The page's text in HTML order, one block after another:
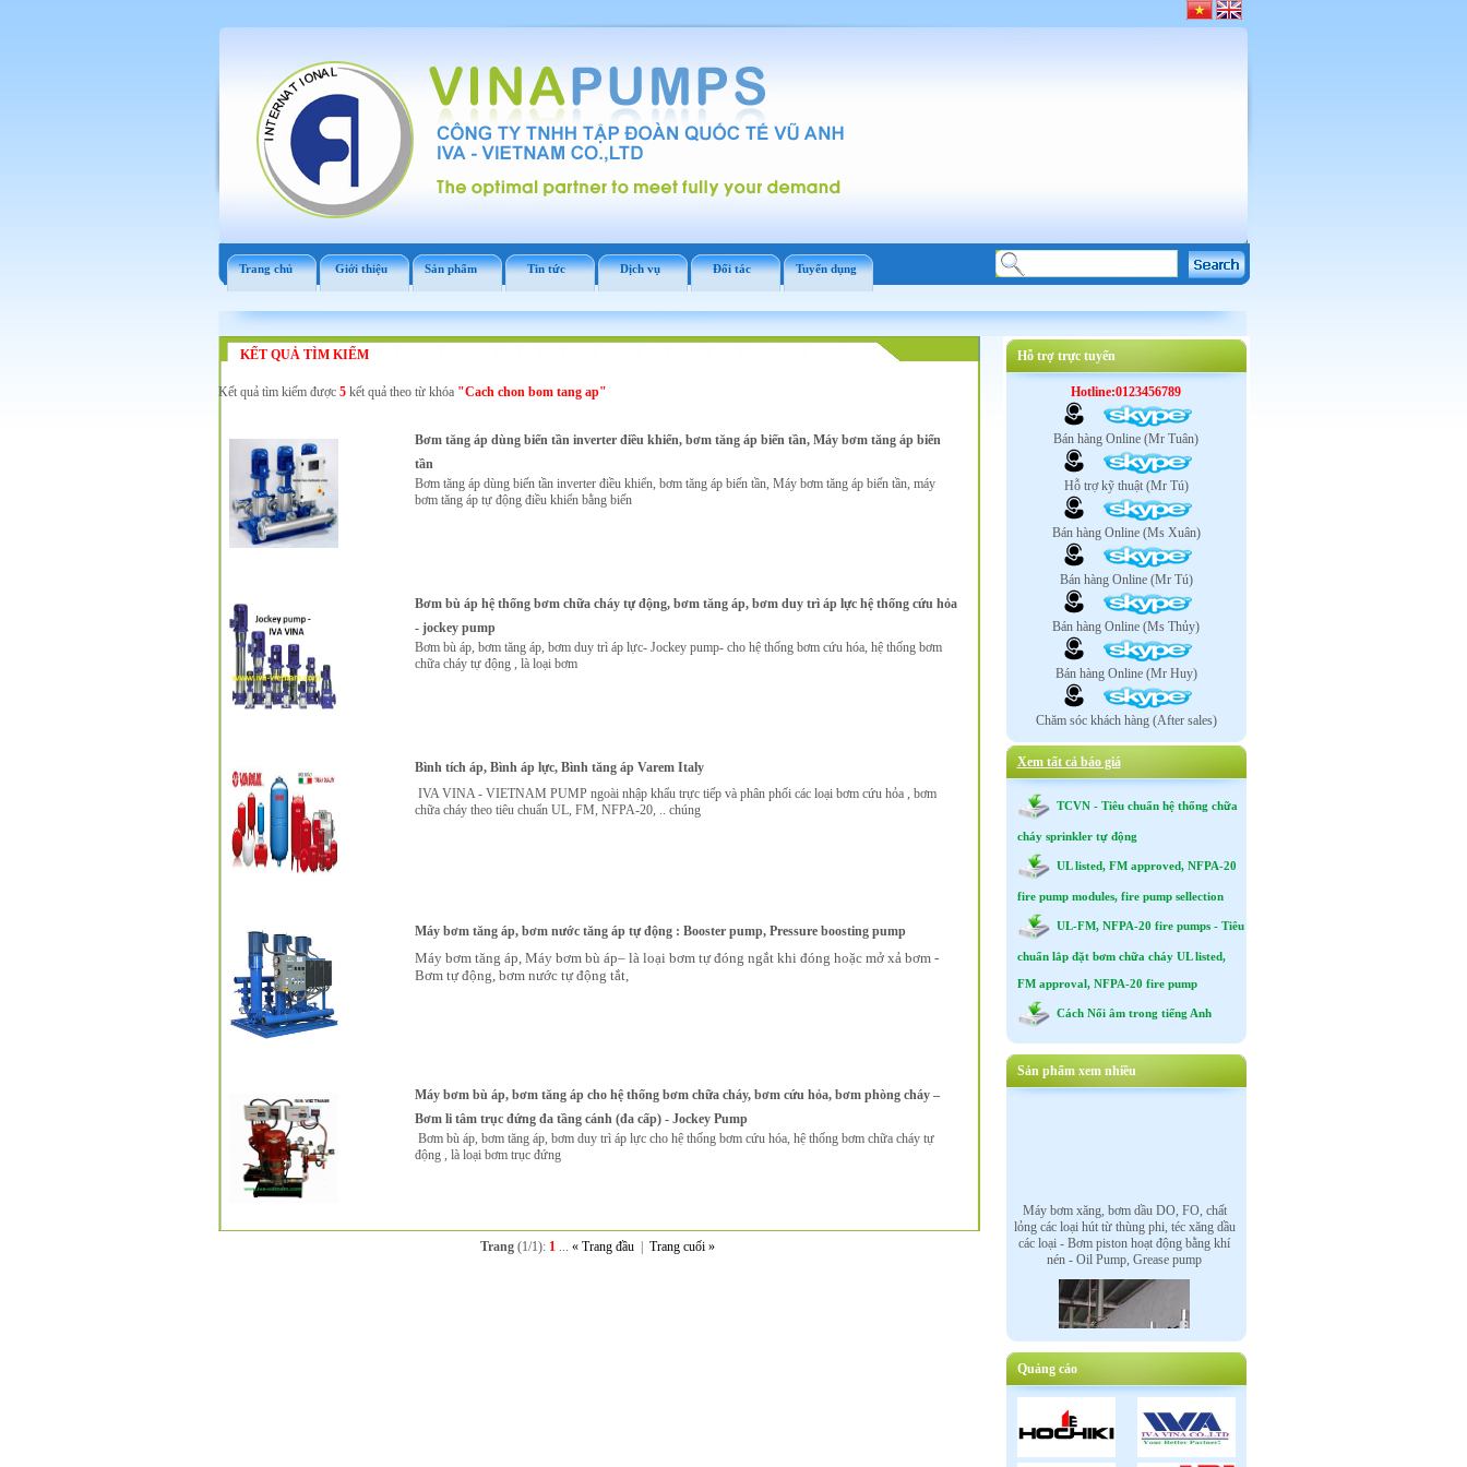
Trang chủ Giới thiệu Sản phẩm Tin tức Dịch vụ Đối tác Tuyển dụng
KẾT QUẢ TÌM KIẾM
Kết quả tìm kiếm được 5kết quả theo từ khóa "Cach chon bom tang ap"
Bơm tăng áp dùng biến tần inverter điều khiển, bơm tăng áp biến tần, Máy bơm tăng áp biến
tần
Bơm tăng áp dùng biến tần inverter điều khiển, bơm tăng áp biến tần, Máy bơm tăng áp biến tần, máy
bơm tăng áp tự động điều khiển bằng biến
Bơm bù áp hệ thống bơm chữa cháy tự động, bơm tăng áp, bơm duy trì áp lực hệ thống cứu hỏa
- jockey pump
Bơm bù áp, bơm tăng áp, bơm duy trì áp lực- Jockey pump- cho hệ thống bơm cứu hóa, hệ thống bơm
chữa cháy tự động , là loại bơm
Bình tích áp, Bình áp lực, Bình tăng áp Varem Italy
IVA VINA - VIETNAM PUMP ngoài nhập khẩu trực tiếp và phân phối các loại bơm cứu hỏa , bơm
chữa cháy theo tiêu chuẩn UL, FM, NFPA-20, .. chúng
Máy bơm tăng áp, bơm nước tăng áp tự động : Booster pump, Pressure boosting pump
Máy bơm tăng áp, Máy bơm bù áp– là loại bơm tự đóng ngắt khi đóng hoặc mở xả bơm -
Bơm tự động, bơm nước tự động tắt,
Máy bơm bù áp, bơm tăng áp cho hệ thống bơm chữa cháy, bơm cứu hỏa, bơm phòng cháy –
Bơm li tâm trục đứng đa tầng cánh (đa cấp) - Jockey Pump
Bơm bù áp, bơm tăng áp, bơm duy trì áp lực cho hệ thống bơm cứu hóa, hệ thống bơm chữa cháy tự
động , là loại bơm trục đứng
Trang (1/1):1 ... « Trang đầu Trang cuối »
Hỗ trợ trực tuyến
Hotline:0123456789
Bán hàng Online (Mr Tuân)
Hỗ trợ kỹ thuật (Mr Tú)
Bán hàng Online (Ms Xuân)
Bán hàng Online (Mr Tú)
Bán hàng Online (Ms Thủy)
Bán hàng Online (Mr Huy)
Chăm sóc khách hàng (After sales)
Xem tất cả báo giá
TCVN - Tiêu chuẩn hệ thống chữa
cháy sprinkler tự động
UL listed, FM approved, NFPA-20
fire pump modules, fire pump sellection
UL-FM, NFPA-20 fire pumps - Tiêu
chuẩn lắp đặt bơm chữa cháy UL listed,
FM approval, NFPA-20 fire pump
Cách Nối âm trong tiếng Anh
Sản phẩm xem nhiều
lỏng các loại hút từ thùng phi, téc xăng dầu
các loại - Bơm piston hoạt động bằng khí
nén - Oil Pump, Grease pump
Quảng cáo